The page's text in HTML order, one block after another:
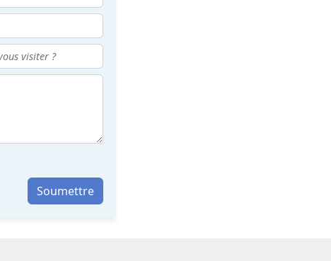
Soumettre